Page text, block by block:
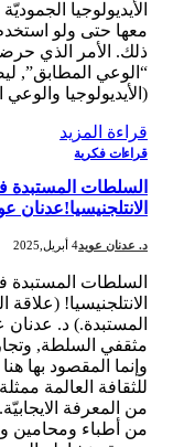
الأيديولوجيا
معها حتى ولو
ذلك. الأمر الذي
(الأيديولوجيا والوعي
قراءة المزيد
قراءات فكرية
السلطات المستبدة
الانتلجنيسيا!عدنان
د. عدنان عويد4 أبريل,2025
السلطات المستبدة
الانتلجنيسيا!
المستبدة.) د. عدنان
مثقفي السلطة, وتجار
وإنما المقصود بها
للثقافة العالمة
من المعرفة
من أطباء ومحامين